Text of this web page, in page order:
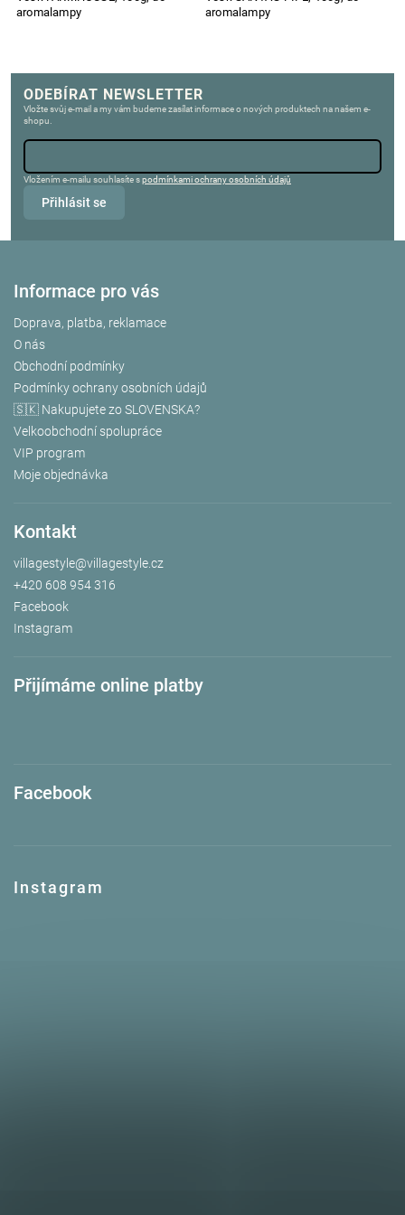
aromalampy
aromalampy
ODEBÍRAT NEWSLETTER
Vložte svůj e-mail a my vám budeme zasílat informace o nových produktech na našem e-
shopu.
Vložením e-mailu souhlasíte spodmínkami ochrany osobních údajů
Přihlásit se
Informace pro vás
Doprava, platba, reklamace
O nás
Obchodní podmínky
Podmínky ochrany osobních údajů
🇸🇰 Nakupujete zo SLOVENSKA?
Velkoobchodní spolupráce
VIP program
Moje objednávka
Kontakt
villagestyle@villagestyle.cz
+420 608 954 316
Facebook
Instagram
Přijímáme online platby
Facebook
Instagram